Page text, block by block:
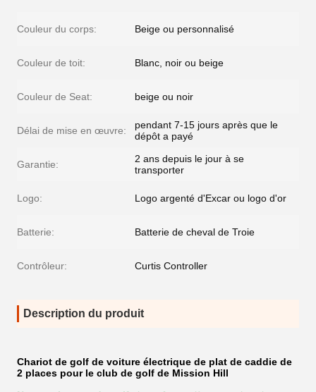
Couleur du corps: Beige ou personnalisé
Couleur de toit: Blanc, noir ou beige
Couleur de Seat: beige ou noir
Délai de mise en œuvre:
pendant 7-15 jours après que le
dépôt a payé
Garantie:
2 ans depuis le jour à se
transporter
Logo: Logo argenté d'Excar ou logo d'or
Batterie: Batterie de cheval de Troie
Contrôleur: Curtis Controller
Description du produit
Chariot de golf de voiture électrique de plat de caddie de
2 places pour le club de golf de Mission Hill